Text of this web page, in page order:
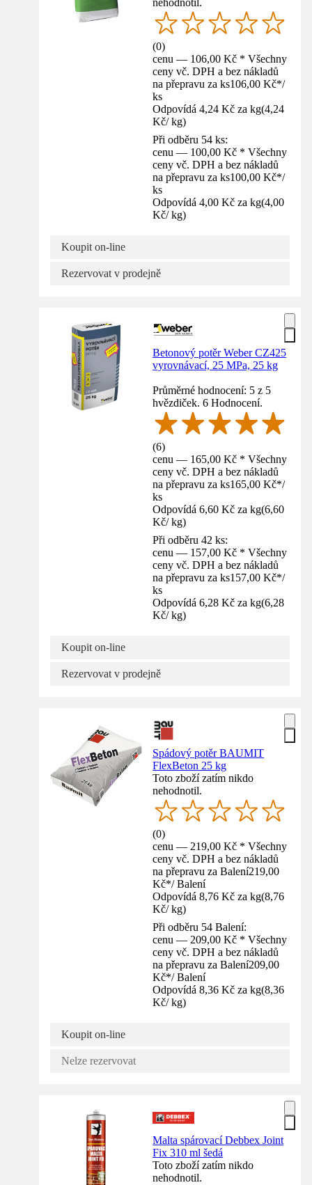
nehodnotil.
(0)
cenu — 106,00 Kč * Všechny
ceny vč. DPH a bez nákladů
na přepravu za ks106,00 Kč*/
ks
Odpovídá 4,24 Kč za kg(4,24
Kč/ kg)
Při odběru 54 ks:
cenu — 100,00 Kč * Všechny
ceny vč. DPH a bez nákladů
na přepravu za ks100,00 Kč*/
ks
Odpovídá 4,00 Kč za kg(4,00
Kč/ kg)
Koupit on-line
Rezervovat v prodejně
Betonový potěr Weber CZ425
vyrovnávací, 25 MPa, 25 kg
Průměrné hodnocení: 5 z 5
hvězdiček. 6 Hodnocení.
(6)
cenu — 165,00 Kč * Všechny
ceny vč. DPH a bez nákladů
na přepravu za ks165,00 Kč*/
ks
Odpovídá 6,60 Kč za kg(6,60
Kč/ kg)
Při odběru 42 ks:
cenu — 157,00 Kč * Všechny
ceny vč. DPH a bez nákladů
na přepravu za ks157,00 Kč*/
ks
Odpovídá 6,28 Kč za kg(6,28
Kč/ kg)
Koupit on-line
Rezervovat v prodejně
Spádový potěr BAUMIT
FlexBeton 25 kg
Toto zboží zatím nikdo
nehodnotil.
(0)
cenu — 219,00 Kč * Všechny
ceny vč. DPH a bez nákladů
na přepravu za Balení219,00
Kč*/ Balení
Odpovídá 8,76 Kč za kg(8,76
Kč/ kg)
Při odběru 54 Balení:
cenu — 209,00 Kč * Všechny
ceny vč. DPH a bez nákladů
na přepravu za Balení209,00
Kč*/ Balení
Odpovídá 8,36 Kč za kg(8,36
Kč/ kg)
Koupit on-line
Nelze rezervovat
Malta spárovací Debbex Joint
Fix 310 ml šedá
Toto zboží zatím nikdo
nehodnotil.